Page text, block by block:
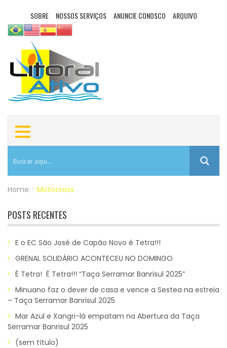
SOBRE NOSSOS SERVIÇOS ANUNCIE CONOSCO ARQUIVO
Home Motocross
POSTS RECENTES
E o EC São José de Capão Novo é Tetra!!!
GRENAL SOLIDÁRIO ACONTECEU NO DOMINGO
É Tetra! É Tetra!!! “Taça Serramar Banrisul 2025”
Minuano faz o dever de casa e vence a Sestea na estreia
– Taça Serramar Banrisul 2025
Mar Azul e Xangri-lá empatam na Abertura da Taça
Serramar Banrisul 2025
(sem título)